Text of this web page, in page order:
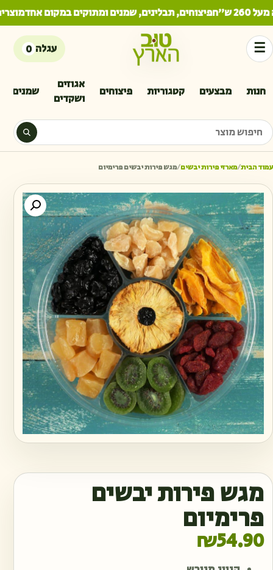
ש"ח פיצוחים, תבלינים, שמנים ומתוקים במקום אחד
☰
חנות מבצעים קטגוריות פיצוחים
אגוזים
ושקדים
שמנים
חיפוש מוצר
עגלה 0
עמוד הבית/מארזי פירות יבשים/מגש פירות יבשים פרימיום
מגש פירות יבשים
פרימיום
₪54.90